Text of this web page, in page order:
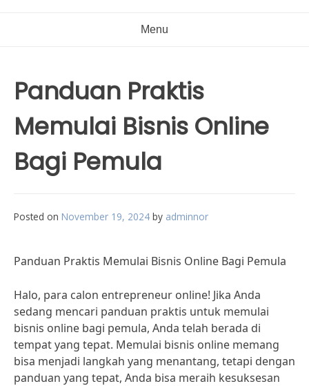
Menu
Panduan Praktis
Memulai Bisnis Online
Bagi Pemula
Posted on November 19, 2024 by adminnor
Panduan Praktis Memulai Bisnis Online Bagi Pemula
Halo, para calon entrepreneur online! Jika Anda
sedang mencari panduan praktis untuk memulai
bisnis online bagi pemula, Anda telah berada di
tempat yang tepat. Memulai bisnis online memang
bisa menjadi langkah yang menantang, tetapi dengan
panduan yang tepat, Anda bisa meraih kesuksesan